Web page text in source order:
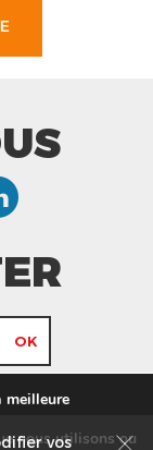
vos
meilleure
nous utilisons ou